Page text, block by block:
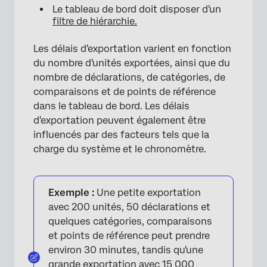
Le tableau de bord doit disposer d'un
filtre de hiérarchie.
Les délais d'exportation varient en fonction
du nombre d'unités exportées, ainsi que du
nombre de déclarations, de catégories, de
comparaisons et de points de référence
dans le tableau de bord. Les délais
d'exportation peuvent également être
influencés par des facteurs tels que la
charge du système et le chronomètre.
Exemple : Une petite exportation
avec 200 unités, 50 déclarations et
quelques catégories, comparaisons
et points de référence peut prendre
environ 30 minutes, tandis qu'une
grande exportation avec 15 000